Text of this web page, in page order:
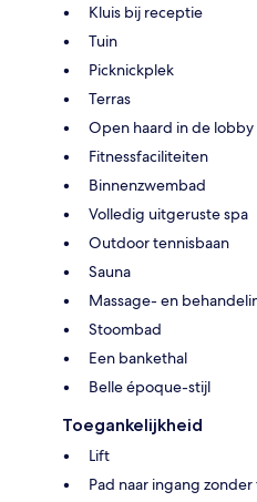
Kluis bij receptie
Tuin
Picknickplek
Terras
Open haard in de lobby
Fitnessfaciliteiten
Binnenzwembad
Volledig uitgeruste spa
Outdoor tennisbaan
Sauna
Massage- en
Stoombad
Een bankethal
Belle époque-stijl
Toegankelijkheid
Lift
Pad naar ingang